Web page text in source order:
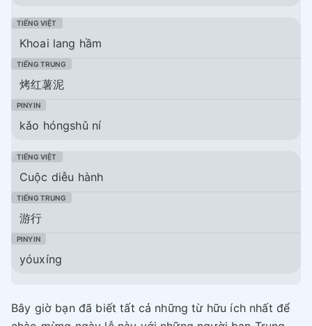
Khoai lang hầm
烤红薯泥
kǎo hóngshǔ ní
Cuộc diễu hành
游行
yóuxíng
Bây giờ bạn đã biết tất cả những từ hữu ích nhất để